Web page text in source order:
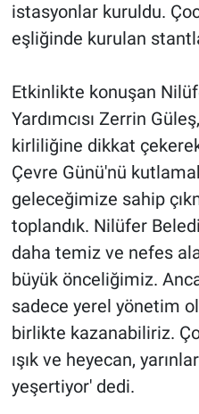
istasyonlar kuruldu.
eşliğinde kurulan
Etkinlikte konuşan
Yardımcısı Zerrin
kirliliğine dikkat
Çevre Günü'nü
geleceğimize sahip
toplandık. Nilüfer
daha temiz ve nefes
büyük önceliğimiz.
sadece yerel yönetim
birlikte kazanabiliriz.
ışık ve heyecan,
yeşertiyor' dedi.